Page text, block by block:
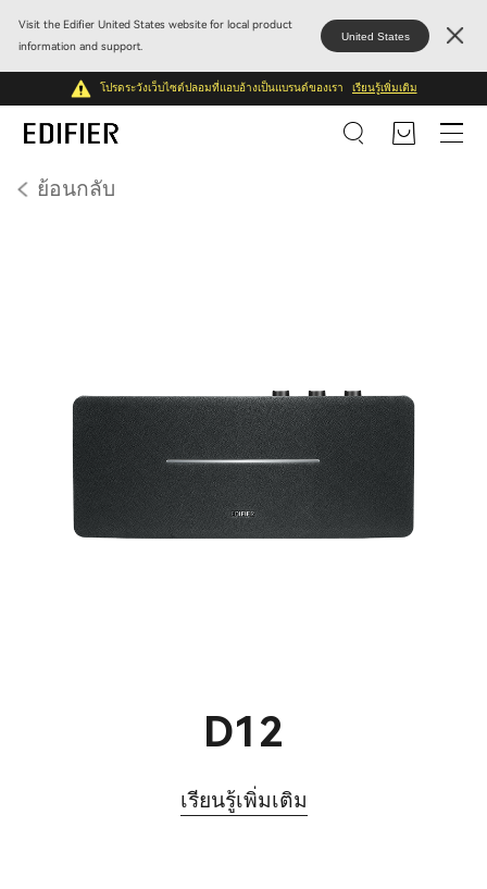
Visit the Edifier United States website for local product
information and support.
United States
โปรดระวังเว็บไซต์ปลอมที่แอบอ้างเป็นแบรนด์ของเรา เรียนรู้เพิ่มเติม
ย้อนกลับ
D12
เรียนรู้เพิ่มเติม